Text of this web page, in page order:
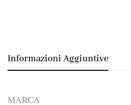
Informazioni Aggiuntive
MARCA